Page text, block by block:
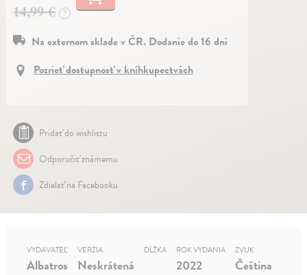
14,99 € ?
Na externom sklade v ČR. Dodanie do 16 dní
Pozrieť dostupnosť v kníhkupectvách
Pridať do wishlistu
Odporučiť známemu
Zdielať na Facebooku
VYDAVATEĽ
Albatros
VERZIA
Neskrátená
DĹŽKA ROK VYDANIA
2022
ZVUK
Čeština